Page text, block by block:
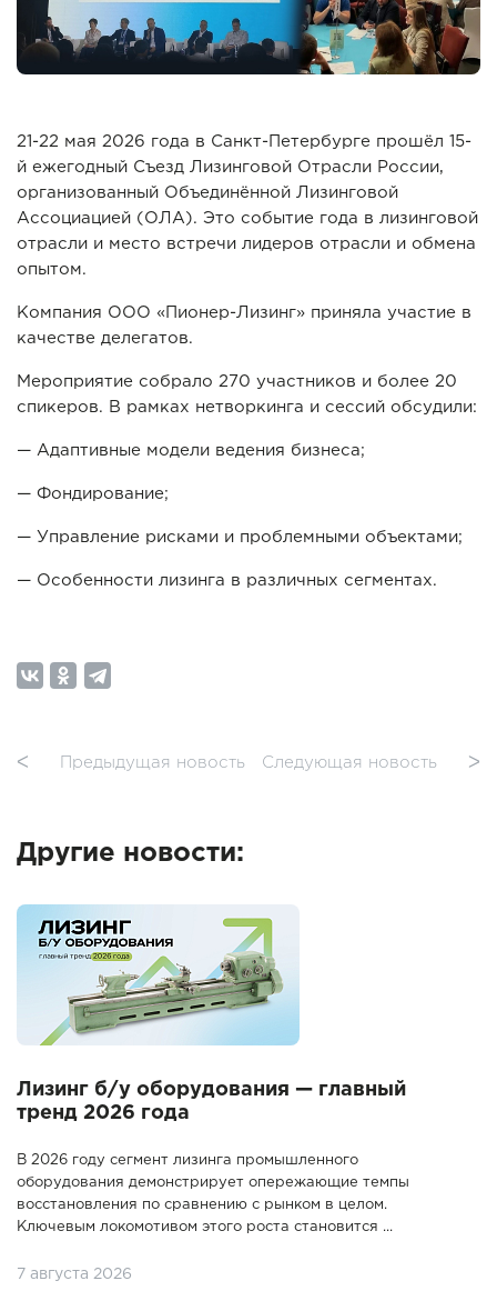
21-22 мая 2026 года в Санкт-Петербурге прошёл 15-
й ежегодный Съезд Лизинговой Отрасли России,
организованный Объединённой Лизинговой
Ассоциацией (ОЛА). Это событие года в лизинговой
отрасли и место встречи лидеров отрасли и обмена
опытом.
Компания ООО «Пионер-Лизинг» приняла участие в
качестве делегатов.
Мероприятие собрало 270 участников и более 20
спикеров. В рамках нетворкинга и сессий обсудили:
— Адаптивные модели ведения бизнеса;
— Фондирование;
— Управление рисками и проблемными объектами;
— Особенности лизинга в различных сегментах.
ᐸ Предыдущая новость Следующая новость ᐳ
Другие новости:
Лизинг б/у оборудования — главный
тренд 2026 года
В 2026 году сегмент лизинга промышленного
оборудования демонстрирует опережающие темпы
восстановления по сравнению с рынком в целом.
Ключевым локомотивом этого роста становится ...
7 августа 2026